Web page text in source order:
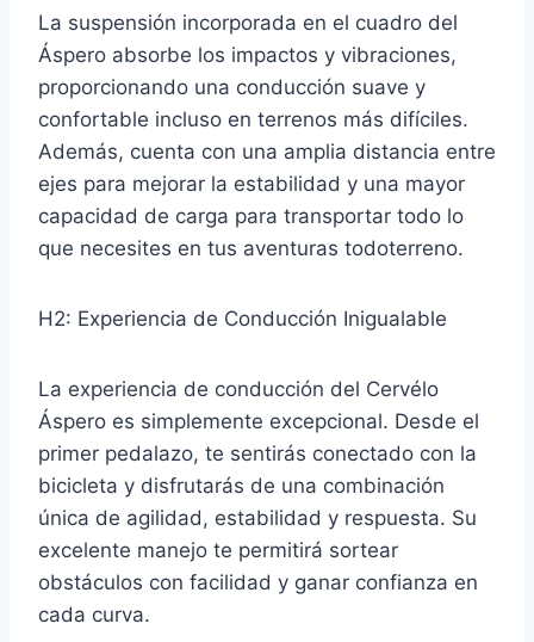
La suspensión incorporada en el cuadro del
Áspero absorbe los impactos y vibraciones,
proporcionando una conducción suave y
confortable incluso en terrenos más difíciles.
Además, cuenta con una amplia distancia entre
ejes para mejorar la estabilidad y una mayor
capacidad de carga para transportar todo lo
que necesites en tus aventuras todoterreno.
H2: Experiencia de Conducción Inigualable
La experiencia de conducción del Cervélo
Áspero es simplemente excepcional. Desde el
primer pedalazo, te sentirás conectado con la
bicicleta y disfrutarás de una combinación
única de agilidad, estabilidad y respuesta. Su
excelente manejo te permitirá sortear
obstáculos con facilidad y ganar confianza en
cada curva.